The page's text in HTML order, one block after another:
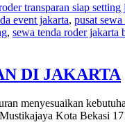
transparan siap setting
event jakarta, pusat
, sewa tenda roder jakarta
DI JAKARTA
menyesuaikan
Kota Bekasi